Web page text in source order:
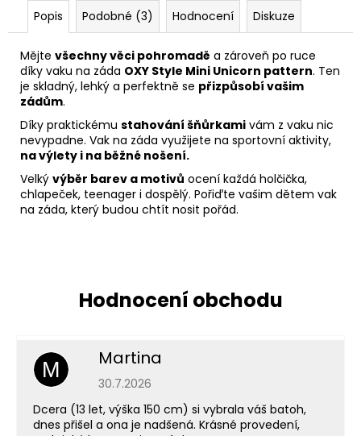
Popis Podobné (3) Hodnocení Diskuze
Mějte všechny věci pohromadě a zároveň po ruce
díky vaku na záda OXY Style Mini Unicorn pattern. Ten
je skladný, lehký a perfektně se přizpůsobí vašim
zádům.
Díky praktickému stahování šňůrkami vám z vaku nic
nevypadne. Vak na záda využijete na sportovní aktivity,
na výlety i na běžné nošení.
Velký výběr barev a motivů ocení každá holčička,
chlapeček, teenager i dospělý. Pořiďte vašim dětem vak
na záda, který budou chtít nosit pořád.
M Martina
Hodnocení obchodu je 5 z 5 hvězdiček.
30.7.2026
Dcera (13 let, výška 150 cm) si vybrala váš batoh,
dnes přišel a ona je nadšená. Krásné provedení,